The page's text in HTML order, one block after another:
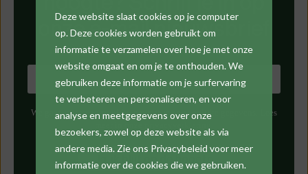
Deze website slaat cookies op je computer
op. Deze cookies worden gebruikt om
informatie te verzamelen over hoe je met onze
website omgaat en om je te onthouden. We
gebruiken deze informatie om je surfervaring
te verbeteren en personaliseren, en voor
analyse en meetgegevens over onze
bezoekers, zowel op deze website als via
andere media. Zie ons Privacybeleid voor meer
informatie over de cookies die we gebruiken.
onze e-mail nieuwsbrief
We gaan uiterst zorgvuldig om met je persoonlijke gegevens. Lees